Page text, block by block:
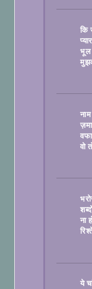
कि
भूल
वो
ना
ये